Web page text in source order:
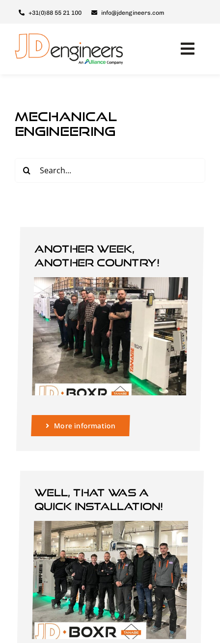
inhoud
+31(0)88 55 21 100 info@jdengineers.com
mechanical
engineering
Zoeken
naar:
Another week,
another country!
More information
Well, that was a
quick installation!